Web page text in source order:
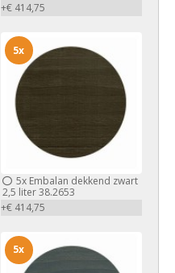
+€ 414,75
5xEmbalan dekkend zwart
2,5 liter 38.2653
+€ 414,75
5x
5x